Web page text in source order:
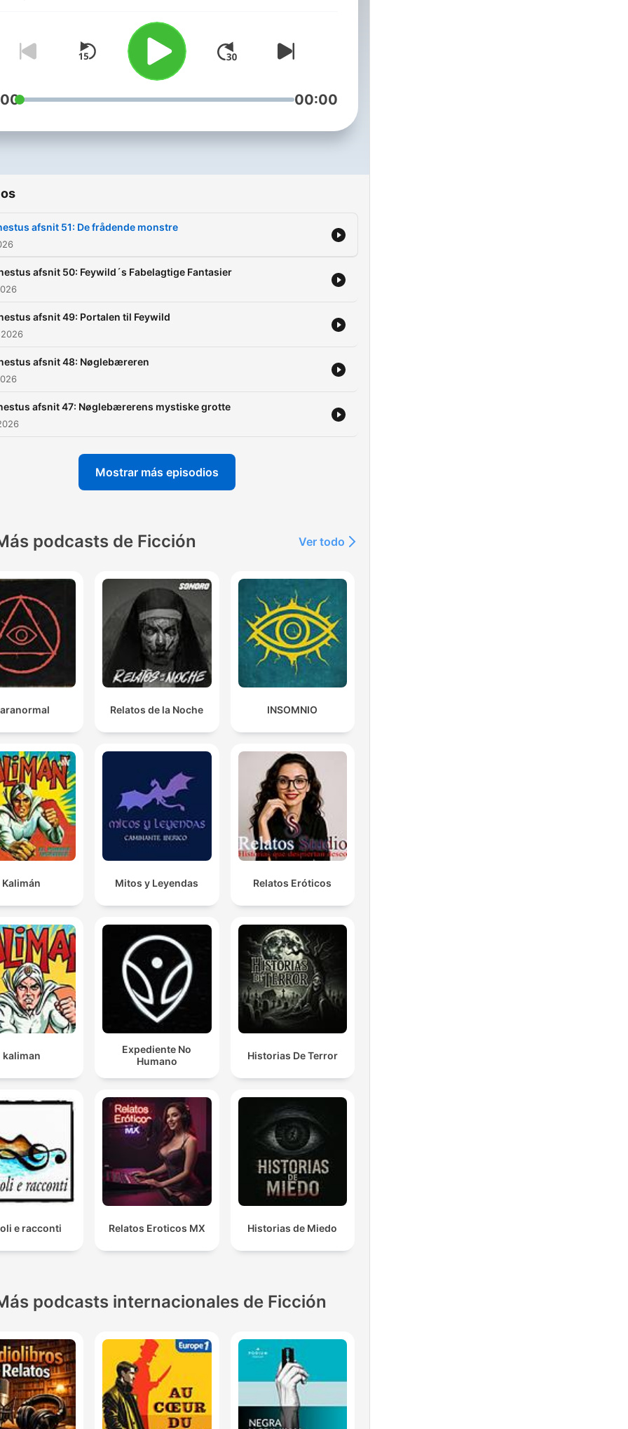
spændende fortællinger,
ukontrollerede grineflip,
dramatiske kampe og meget
meget mere.
fire eventyrer, der sammen
Uhrholt, i landet De
hvor eventyrets uransagelige
uvist?
inspirer, forarge eller blive
eller følg os på instagram – de
utæmmelige riger, hvor billeder
lignende bliver lagt op.
00:00
afsnit 51: De frådende monstre
afsnit 50: Feywild´s Fabelagtige Fantasier
afsnit 49: Portalen til Feywild
afsnit 48: Nøglebæreren
afsnit 47: Nøglebærerens mystiske grotte
Mostrar más episodios
podcasts de Ficción Ver todo
Relatos de la Noche INSOMNIO
Kalimán Mitos y Leyendas Relatos Eróticos
kaliman
Expediente No
Humano
Historias De Terror
e racconti Relatos Eroticos MX Historias de Miedo
podcasts internacionales de Ficción